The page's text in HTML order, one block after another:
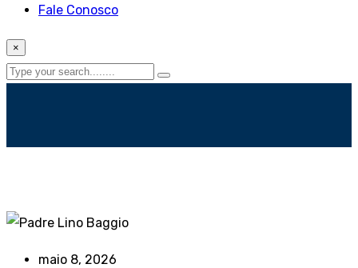
Fale Conosco
×
maio 8, 2026